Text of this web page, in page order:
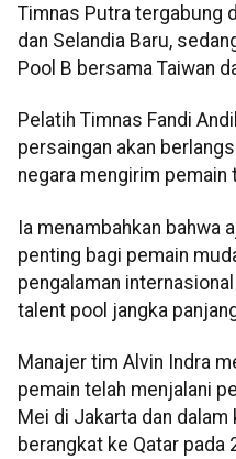
Timnas Putra tergabung
dan Selandia Baru,
Pool B bersama Taiwan
Pelatih Timnas Fandi
persaingan akan
negara mengirim pemain
Ia menambahkan bahwa
penting bagi pemain
pengalaman
talent pool jangka
Manajer tim Alvin Indra
pemain telah menjalani
Mei di Jakarta dan
berangkat ke Qatar pada